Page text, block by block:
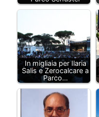
In migliaia per Ilaria
Salis e Zerocalcare a
Parco…